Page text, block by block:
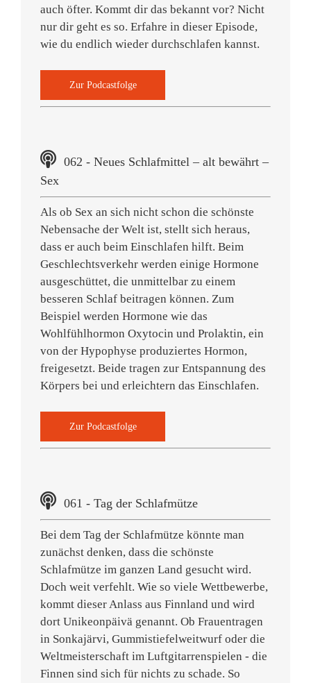
auch öfter. Kommt dir das bekannt vor? Nicht
nur dir geht es so. Erfahre in dieser Episode,
wie du endlich wieder durchschlafen kannst.
Zur Podcastfolge
062 - Neues Schlafmittel – alt bewährt –
Sex
Als ob Sex an sich nicht schon die schönste
Nebensache der Welt ist, stellt sich heraus,
dass er auch beim Einschlafen hilft. Beim
Geschlechtsverkehr werden einige Hormone
ausgeschüttet, die unmittelbar zu einem
besseren Schlaf beitragen können. Zum
Beispiel werden Hormone wie das
Wohlfühlhormon Oxytocin und Prolaktin, ein
von der Hypophyse produziertes Hormon,
freigesetzt. Beide tragen zur Entspannung des
Körpers bei und erleichtern das Einschlafen.
Zur Podcastfolge
061 - Tag der Schlafmütze
Bei dem Tag der Schlafmütze könnte man
zunächst denken, dass die schönste
Schlafmütze im ganzen Land gesucht wird.
Doch weit verfehlt. Wie so viele Wettbewerbe,
kommt dieser Anlass aus Finnland und wird
dort Unikeonpäivä genannt. Ob Frauentragen
in Sonkajärvi, Gummistiefelweitwurf oder die
Weltmeisterschaft im Luftgitarrenspielen - die
Finnen sind sich für nichts zu schade. So